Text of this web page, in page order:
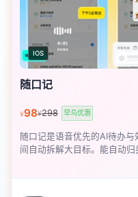
IOS
随口记
¥98¥298 早鸟优惠
随口记是语音优先的AI待办
间自动拆解大目标。能自动